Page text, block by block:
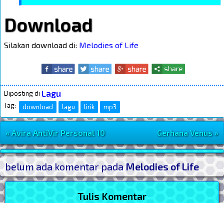
Download
Silakan download di: Melodies of Life
Diposting di Lagu
Tag: download lagu lirik mp3
Navigasi Postingan
« Avira AntiVir Personal 10 Gerhana Venus »
Post Widget
belum ada komentar padaMelodies of Life
Tulis Komentar